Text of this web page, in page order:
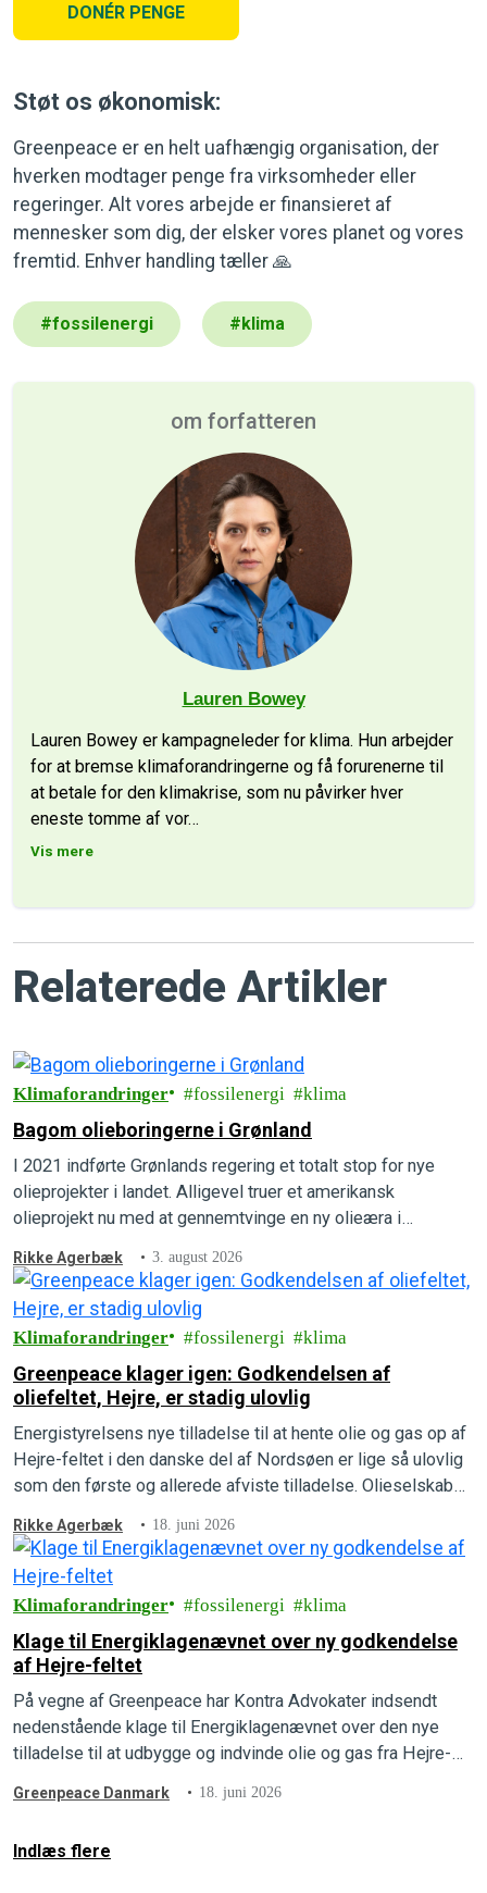
DONÉR PENGE
Støt os økonomisk:
Greenpeace er en helt uafhængig organisation, der
hverken modtager penge fra virksomheder eller
regeringer. Alt vores arbejde er finansieret af
mennesker som dig, der elsker vores planet og vores
fremtid. Enhver handling tæller 🙏
#fossilenergi #klima
om forfatteren
Lauren Bowey
Lauren Bowey er kampagneleder for klima. Hun arbejder
for at bremse klimaforandringerne og få forurenerne til
at betale for den klimakrise, som nu påvirker hver
eneste tomme af vor…
Vis mere
Relaterede Artikler
Klimaforandringer fossilenergi klima
Bagom olieboringerne i Grønland
I 2021 indførte Grønlands regering et totalt stop for nye
olieprojekter i landet. Alligevel truer et amerikansk
olieprojekt nu med at gennemtvinge en ny olieæra i
hvad der er på spil, og hvad der kan gøres for at forhindre
det i at ske.
Rikke Agerbæk 3. august 2026
Klimaforandringer fossilenergi klima
Greenpeace klager igen: Godkendelsen af
oliefeltet, Hejre, er stadig ulovlig
Energistyrelsens nye tilladelse til at hente olie og gas op af
Hejre-feltet i den danske del af Nordsøen er lige så ulovlig
som den første og allerede afviste tilladelse. Olieselskabet,
betyde for mennesker, natur og klima, som der står i loven.
Greenpeace har derfor indsendt en ny…
Rikke Agerbæk 18. juni 2026
Klimaforandringer fossilenergi klima
Klage til Energiklagenævnet over ny godkendelse
af Hejre-feltet
På vegne af Greenpeace har Kontra Advokater indsendt
nedenstående klage til Energiklagenævnet over den nye
tilladelse til at udbygge og indvinde olie og gas fra Hejre-
Greenpeace Danmark 18. juni 2026
Indlæs flere